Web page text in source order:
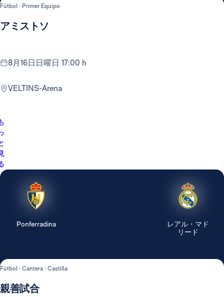
Fútbol · Primer Equipo
アミストソ
8月16日日曜日 17:00 h
VELTINS-Arena
Ponferradina
レアル・マド
リード
Fútbol · Cantera · Castilla
親善試合